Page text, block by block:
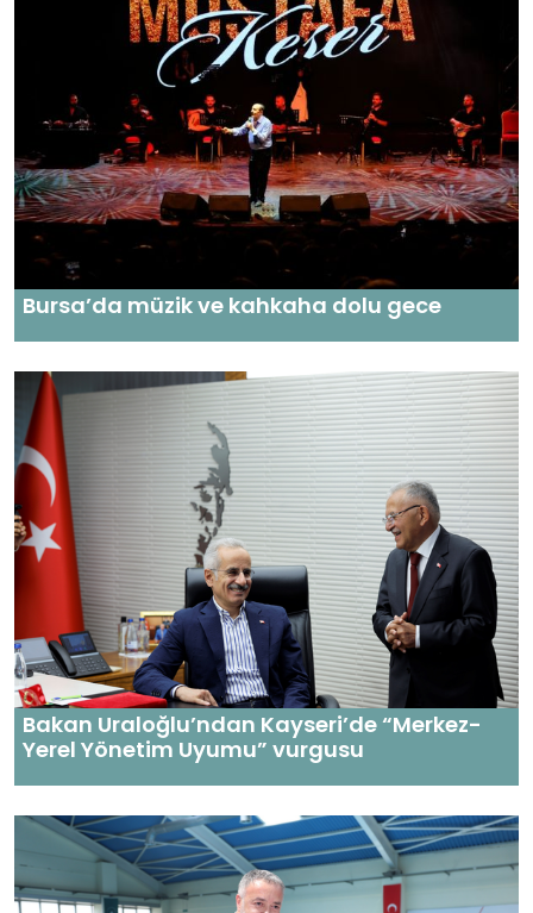
Bursa’da müzik ve kahkaha dolu gece
Bakan Uraloğlu’ndan Kayseri’de “Merkez-
Yerel Yönetim Uyumu” vurgusu